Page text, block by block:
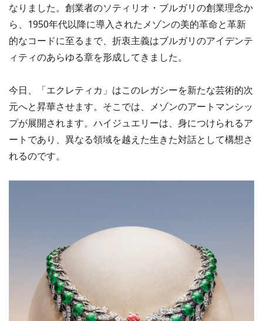
なりました。創業者のソティリオ・ブルガリの創業理念か
ら、1950年代以降に導入されたメゾンの美的革命と革新
的なコードに至るまで、折衷主義はブルガリのアイデンテ
ィティのあらゆる章を形成してきました。
今日、「エクレティカ」はこのレガシーを新たな芸術的次
元へと昇華させます。そこでは、メゾンのアートマンシッ
プが展開されます。ハイジュエリーは、身につけられるア
ートであり、異なる領域を越えた生きた対話として構想さ
れるのです。